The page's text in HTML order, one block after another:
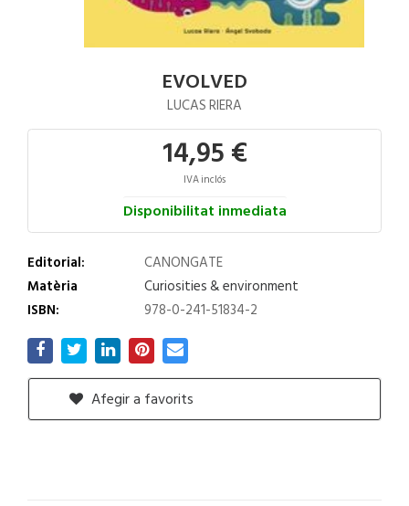
EVOLVED
LUCAS RIERA
14,95 €
IVA inclós
Disponibilitat inmediata
Editorial:
CANONGATE
Matèria
Curiosities & environment
ISBN:
978-0-241-51834-2
Afegir a favorits